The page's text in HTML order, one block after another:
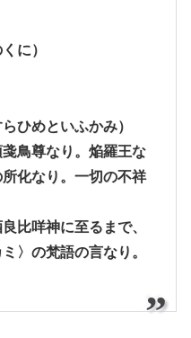
に）
ひめといふかみ）
戔鳥尊なり。焔羅王な
化なり。一切の不祥
比咩神に至るまで、
〉の梵語の言なり。